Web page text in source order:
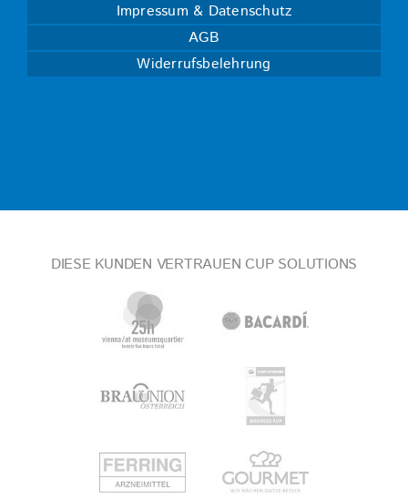
Impressum & Datenschutz
AGB
Widerrufsbelehrung
DIESE KUNDEN VERTRAUEN CUP SOLUTIONS